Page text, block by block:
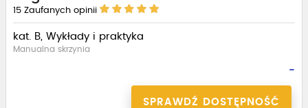
15 Zaufanych opinii
kat. B, Wykłady i praktyka
Manualna skrzynia
-
SPRAWDŹ DOSTĘPNOŚĆ